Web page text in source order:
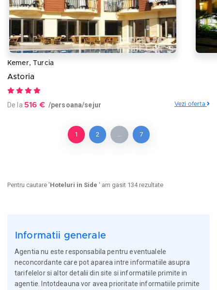
Kemer, Turcia
Astoria
De la 516 € /persoana/sejur Vezi oferta
1 2 ... 7
Pentru cautare 'Hoteluri in Side ' am gasit 134 rezultate
Informatii generale
Agentia nu este responsabila pentru eventualele
neconcordante care pot aparea intre informatiile asupra
tarifelelor si altor detalii din site si informatiile primite in
agentie. Intotdeauna vor avea prioritate informatiile primite